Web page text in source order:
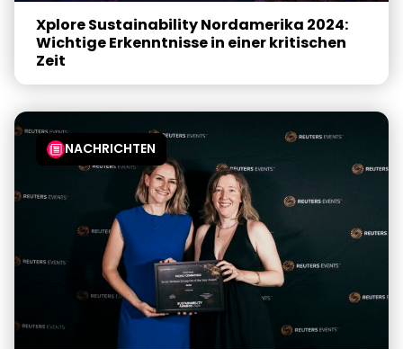
Xplore Sustainability Nordamerika 2024:
Wichtige Erkenntnisse in einer kritischen
Zeit
NACHRICHTEN